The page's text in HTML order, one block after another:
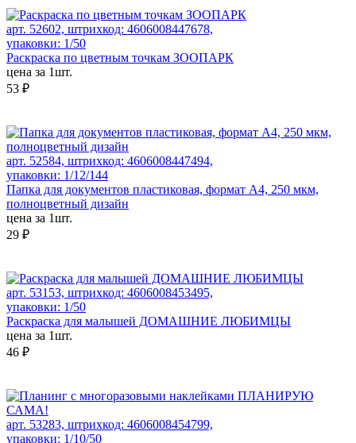
арт. 52602, штрихкод: 4606008447678,
упаковки: 1/50
Раскраска по цветным точкам ЗООПАРК
цена за 1шт.
53 ₽
арт. 52584, штрихкод: 4606008447494,
упаковки: 1/12/144
Папка для документов пластиковая, формат А4, 250 мкм,
полноцветный дизайн
цена за 1шт.
29 ₽
арт. 53153, штрихкод: 4606008453495,
упаковки: 1/50
Раскраска для малышей ДОМАШНИЕ ЛЮБИМЦЫ
цена за 1шт.
46 ₽
арт. 53283, штрихкод: 4606008454799,
упаковки: 1/10/50